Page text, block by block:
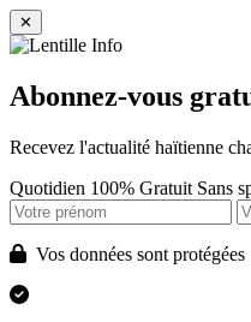
✕
Abonnez-vous
Recevez l'actualité haïtienne
Quotidien 100% Gratuit Sans
Vos données sont protégées